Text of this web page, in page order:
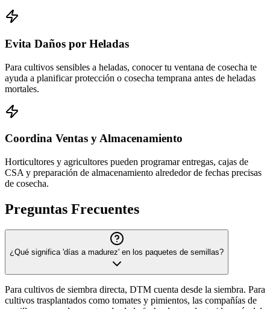
Evita Daños por Heladas
Para cultivos sensibles a heladas, conocer tu ventana de cosecha te
ayuda a planificar protección o cosecha temprana antes de heladas
mortales.
Coordina Ventas y Almacenamiento
Horticultores y agricultores pueden programar entregas, cajas de
CSA y preparación de almacenamiento alrededor de fechas precisas
de cosecha.
Preguntas Frecuentes
¿Qué significa 'días a madurez' en los paquetes de semillas?
Para cultivos de siembra directa, DTM cuenta desde la siembra. Para
cultivos trasplantados como tomates y pimientos, las compañías de